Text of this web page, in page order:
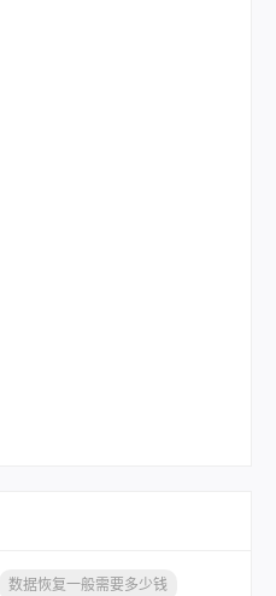
数据恢复一般需要多少钱